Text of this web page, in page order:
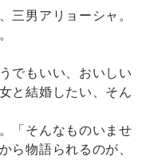
三男アリョーシャ。
でもいい、おいしい
と結婚したい、そん
「そんなものいませ
ら物語られるのが、